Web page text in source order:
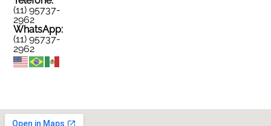
(11) 95737-
2962
WhatsApp:
(11) 95737-
2962